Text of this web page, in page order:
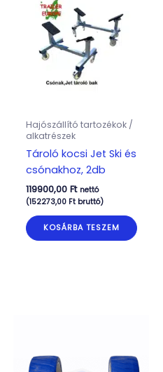
Hajószállító tartozékok /
alkatrészek
Tároló kocsi Jet Ski és
csónakhoz, 2db
119900,00 Ft nettó
(152273,00 Ftbruttó)
KOSÁRBA TESZEM